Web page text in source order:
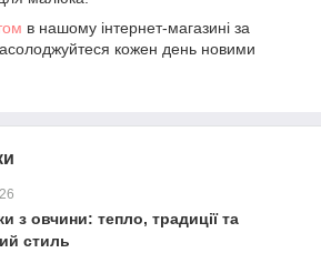
в нашому інтернет-магазині за
кожен день новими
з овчини: тепло, традиції та
стиль